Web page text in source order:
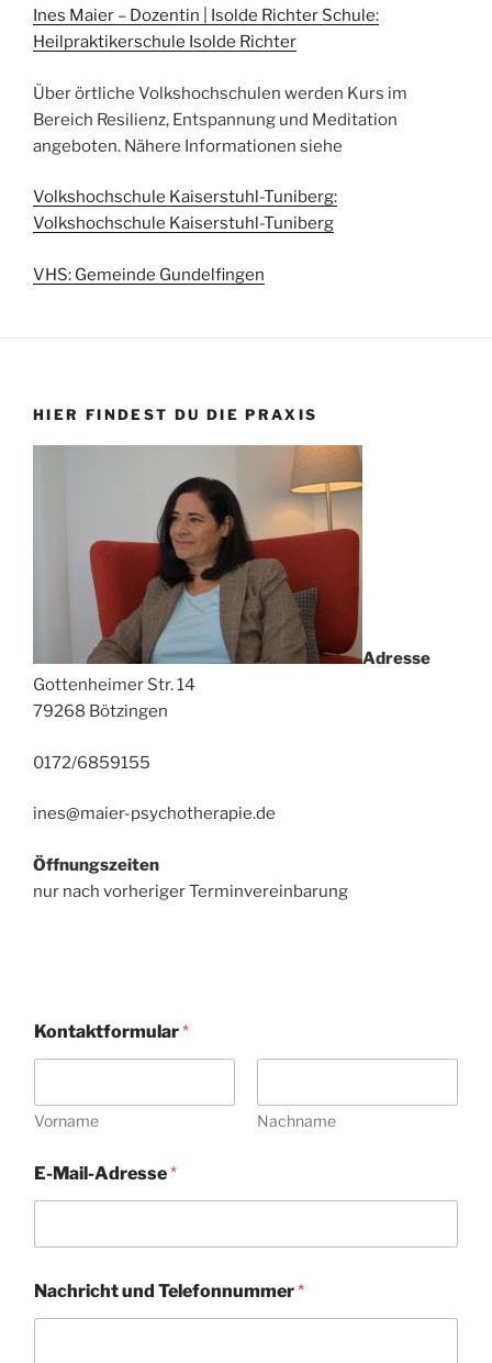
Ines Maier – Dozentin | Isolde Richter Schule:
Heilpraktikerschule Isolde Richter
Über örtliche Volkshochschulen werden Kurs im
Bereich Resilienz, Entspannung und Meditation
angeboten. Nähere Informationen siehe
Volkshochschule Kaiserstuhl-Tuniberg:
Volkshochschule Kaiserstuhl-Tuniberg
VHS: Gemeinde Gundelfingen
HIER FINDEST DU DIE PRAXIS
Adresse
Gottenheimer Str. 14
79268 Bötzingen
0172/6859155
ines@maier-psychotherapie.de
Öffnungszeiten
nur nach vorheriger Terminvereinbarung
Kontaktformular*
Vorname Nachname
E-Mail-Adresse*
-
M
Nachricht und Telefonnummer*